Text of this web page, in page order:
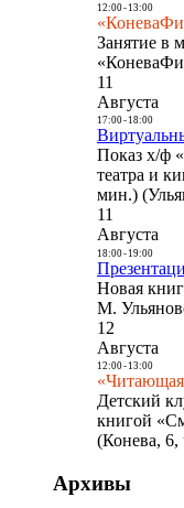
12:00- 13:00
Занятие в
11
Августа
17:00- 18:00
Показ х/ф
театра и
мин.)
11
Августа
18:00- 19:00
Новая
М.
12
Августа
12:00- 13:00
Детский
книгой
(Конева, 6,
Архивы